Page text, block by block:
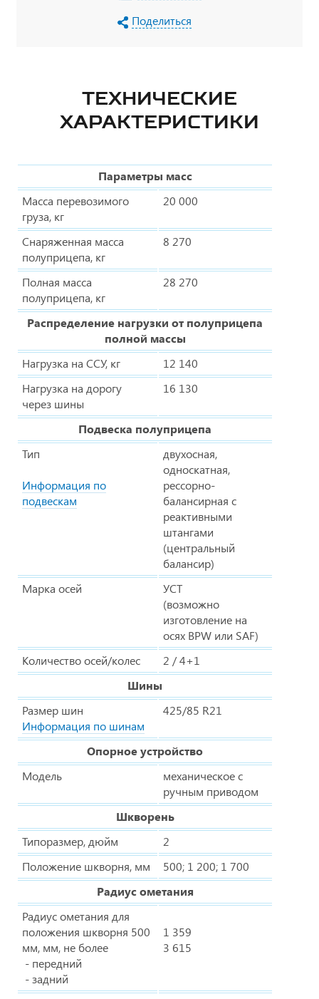
Поделиться
ТЕХНИЧЕСКИЕ
ХАРАКТЕРИСТИКИ
Параметры масс
Масса перевозимого
груза, кг
20 000
Снаряженная масса
полуприцепа, кг
8 270
Полная масса
полуприцепа, кг
28 270
Распределение нагрузки от полуприцепа
полной массы
Нагрузка на ССУ, кг
12 140
Нагрузка на дорогу
через шины
16 130
Подвеска полуприцепа
Тип
Информация по
подвескам
двухосная,
односкатная,
рессорно-
балансирная с
реактивными
штангами
(центральный
балансир)
Марка осей
УСТ
(возможно
изготовление на
осях BPW или SAF)
Количество осей/колес
2 / 4+1
Шины
Размер шин
Информация по шинам
425/85 R21
Опорное устройство
Модель
механическое с
ручным приводом
Шкворень
Типоразмер, дюйм
2
Положение шкворня, мм
500; 1 200; 1 700
Радиус ометания
Радиус ометания для
положения шкворня 500
мм, мм, не более
- передний
- задний
1 359
3 615